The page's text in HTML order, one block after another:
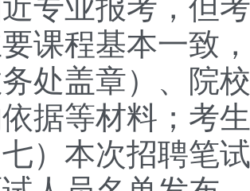
专业报考，但
课程基本一致
处盖章）、院
据等材料；考
本次招聘笔试